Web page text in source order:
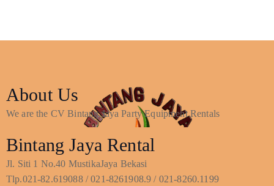
About Us
We are the CV Bintang Jaya Party Equipment Rentals
Bintang Jaya Rental
Jl. Siti 1 No.40 MustikaJaya Bekasi
Tlp.021-82.619088 / 021-8261908.9 / 021-8260.1199